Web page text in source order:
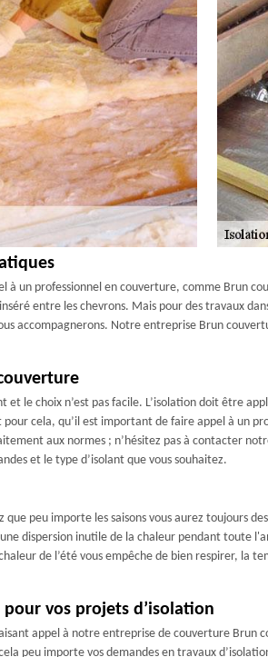
à un professionnel en couverture, comme Brun
entre les chevrons. Mais pour des travaux
accompagnerons. Notre entreprise Brun
et le choix n’est pas facile. L’isolation doit être
cela, qu’il est important de faire appel à un
aux normes ; n’hésitez pas à contacter
et le type d’isolant que vous souhaitez.
que peu importe les saisons vous aurez toujours
dispersion inutile de la chaleur pendant toute
de l’été vous empêche de bien respirer,
vos projets d’isolation
appel à notre entreprise de couverture Brun
peu importe vos demandes en travaux